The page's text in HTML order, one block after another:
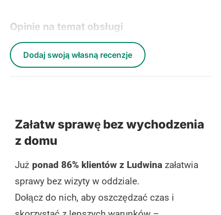
Opinie na temat obsługi
Dodaj swoją własną recenzje
Załatw sprawę bez wychodzenia
z domu
Już ponad 86% klientów z Ludwina załatwia
sprawy bez wizyty w oddziale.
Dołącz do nich, aby oszczędzać czas i